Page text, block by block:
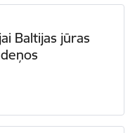
Baltijas jūras